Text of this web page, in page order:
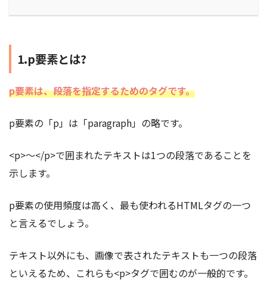
1.p要素とは?
p要素は、段落を指定するためのタグです。
p要素の「p」は「paragraph」の略です。
<p>～</p>で囲まれたテキストは1つの段落であることを
示します。
p要素の使用頻度は高く、最も使われるHTMLタグの一つ
と言えるでしょう。
テキスト以外にも、画像で表されたテキストも一つの段落
といえるため、これらも<p>タグで囲むのが一般的です。